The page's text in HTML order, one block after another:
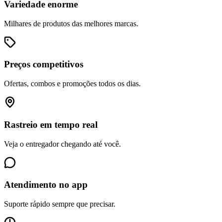
Variedade enorme
Milhares de produtos das melhores marcas.
Preços competitivos
Ofertas, combos e promoções todos os dias.
Rastreio em tempo real
Veja o entregador chegando até você.
Atendimento no app
Suporte rápido sempre que precisar.